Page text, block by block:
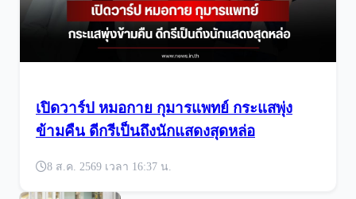
เปิดวาร์ป หมอกาย กุมารแพทย์ กระแสพุ่ง
ข้ามคืน ดีกรีเป็นถึงนักแสดงสุดหล่อ
8 ส.ค. 2569 เวลา 16:37 น.